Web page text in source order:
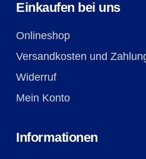
Einkaufen bei uns
Onlineshop
Versandkosten und
Widerruf
Mein Konto
Informationen